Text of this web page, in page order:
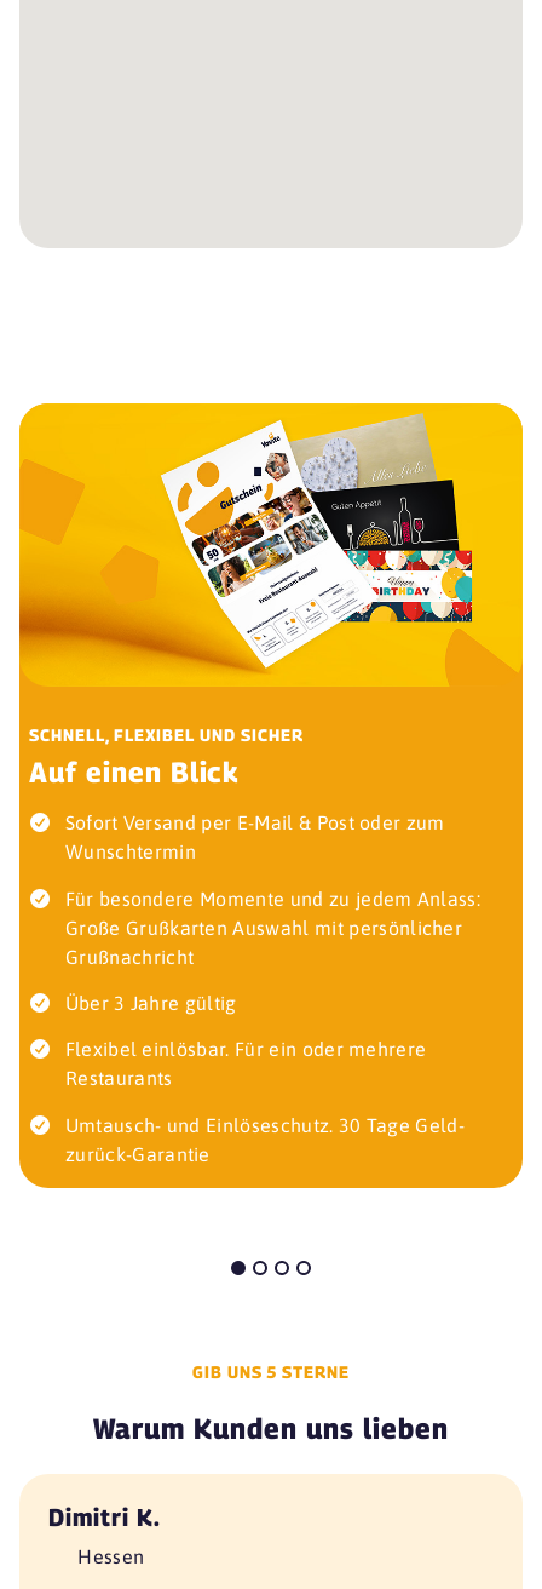
SCHNELL, FLEXIBEL UND SICHER
Auf einen Blick
Sofort Versand per E-Mail & Post oder zum
Wunschtermin
Für besondere Momente und zu jedem Anlass:
Große Grußkarten Auswahl mit persönlicher
Grußnachricht
Über 3 Jahre gültig
Flexibel einlösbar. Für ein oder mehrere
Restaurants
Umtausch- und Einlöseschutz. 30 Tage Geld-
zurück-Garantie
GIB UNS 5 STERNE
Warum Kunden uns lieben
Dimitri K.
Hessen